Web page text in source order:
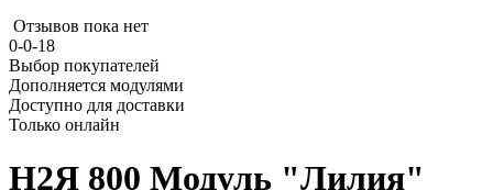
Отзывов пока нет
0-0-18
Выбор покупателей
Дополняется модулями
Доступно для доставки
Только онлайн
Н2Я 800 Модуль "Лилия"